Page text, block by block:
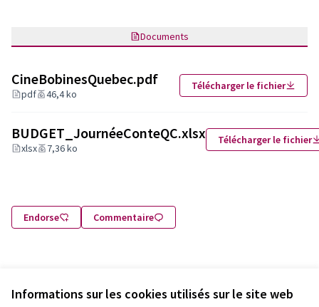
Informations sur les cookies utilisés sur le site web
Documents
CineBobinesQuebec.pdf
pdf 46,4 ko
Télécharger le fichier
BUDGET_JournéeConteQC.xlsx
xlsx 7,36 ko
Télécharger le fichier
Endorse Commentaire
Suivre Partager Signaler